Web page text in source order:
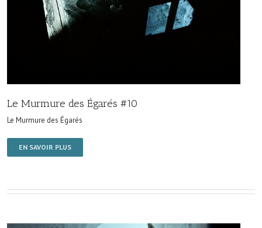
Le Murmure des Égarés #10
Le Murmure des Égarés
EN SAVOIR PLUS